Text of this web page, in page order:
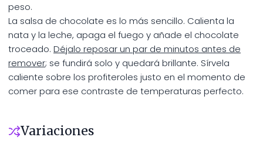
peso.
La salsa de chocolate es lo más sencillo. Calienta la
nata y la leche, apaga el fuego y añade el chocolate
troceado. Déjalo reposar un par de minutos antes de
remover; se fundirá solo y quedará brillante. Sírvela
caliente sobre los profiteroles justo en el momento de
comer para ese contraste de temperaturas perfecto.
Variaciones